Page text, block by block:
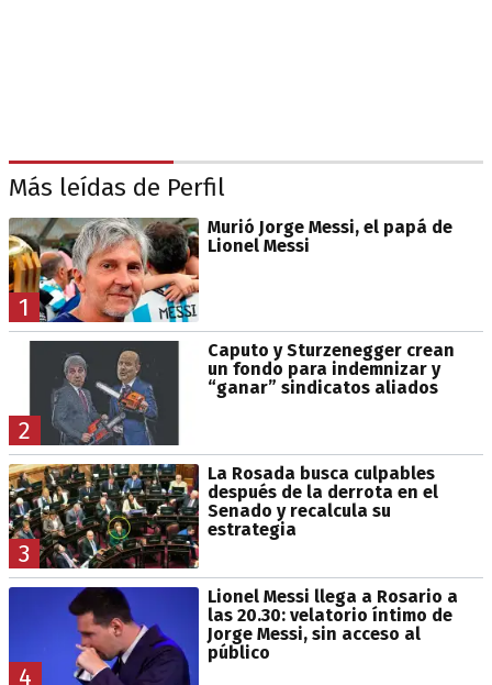
Más leídas de Perfil
1
Murió Jorge Messi, el papá de
Lionel Messi
2
Caputo y Sturzenegger crean
un fondo para indemnizar y
“ganar” sindicatos aliados
3
La Rosada busca culpables
después de la derrota en el
Senado y recalcula su
estrategia
4
Lionel Messi llega a Rosario a
las 20.30: velatorio íntimo de
Jorge Messi, sin acceso al
público